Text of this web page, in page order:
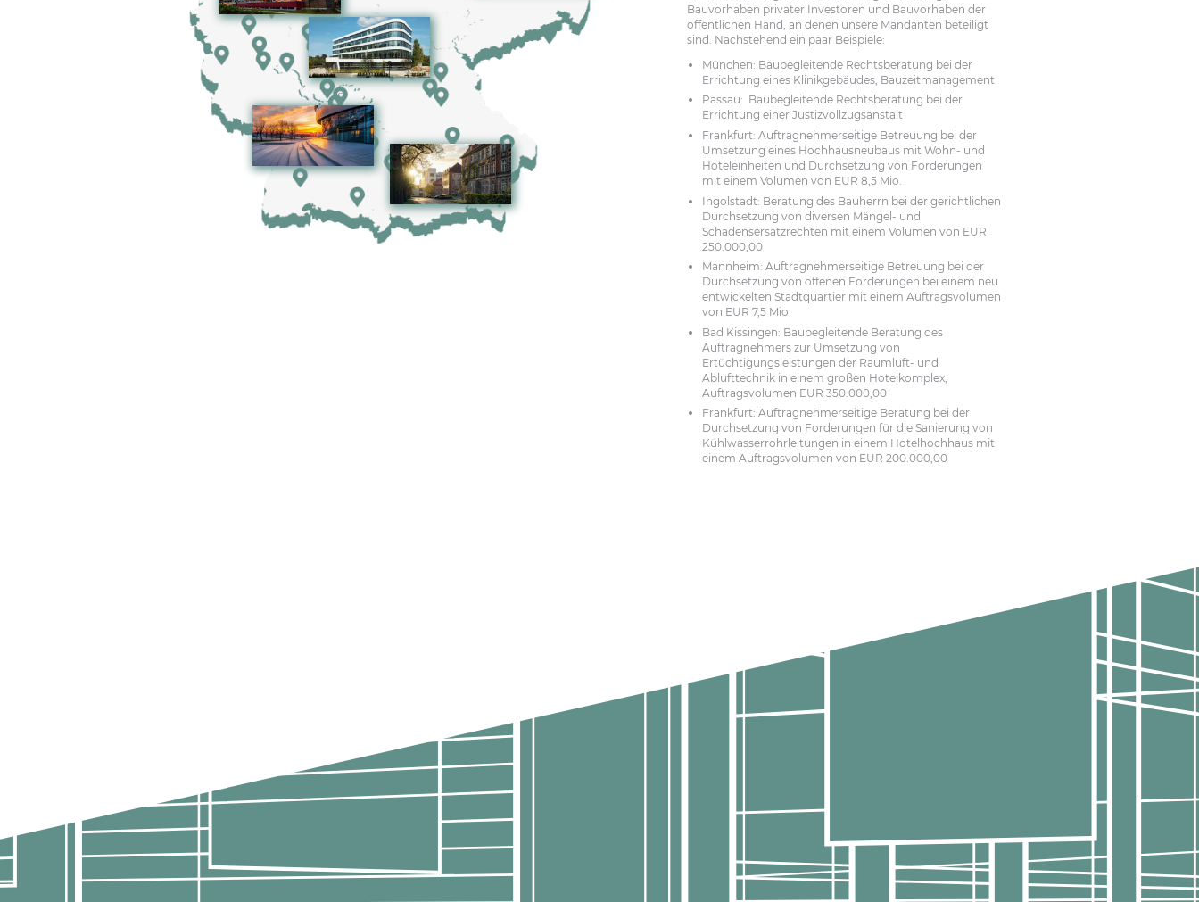
Bauvorhaben privater Investoren und Bauvorhaben der
öffentlichen Hand, an denen unsere Mandanten beteiligt
sind. Nachstehend ein paar Beispiele:
München: Baubegleitende Rechtsberatung bei der
Errichtung eines Klinikgebäudes, Bauzeitmanagement
Passau: Baubegleitende Rechtsberatung bei der
Errichtung einer Justizvollzugsanstalt
Frankfurt: Auftragnehmerseitige Betreuung bei der
Umsetzung eines Hochhausneubaus mit Wohn- und
Hoteleinheiten und Durchsetzung von Forderungen
mit einem Volumen von EUR 8,5 Mio.
Ingolstadt: Beratung des Bauherrn bei der gerichtlichen
Durchsetzung von diversen Mängel- und
Schadensersatzrechten mit einem Volumen von EUR
250.000,00
Mannheim: Auftragnehmerseitige Betreuung bei der
Durchsetzung von offenen Forderungen bei einem neu
entwickelten Stadtquartier mit einem Auftragsvolumen
von EUR 7,5 Mio
Bad Kissingen: Baubegleitende Beratung des
Auftragnehmers zur Umsetzung von
Ertüchtigungsleistungen der Raumluft- und
Ablufttechnik in einem großen Hotelkomplex,
Auftragsvolumen EUR 350.000,00
Frankfurt: Auftragnehmerseitige Beratung bei der
Durchsetzung von Forderungen für die Sanierung von
Kühlwasserrohrleitungen in einem Hotelhochhaus mit
einem Auftragsvolumen von EUR 200.000,00